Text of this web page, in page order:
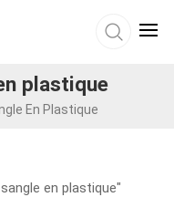
plastique
En Plastique
en plastique"